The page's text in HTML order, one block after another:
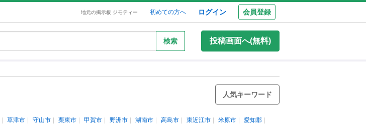
地元の掲示板 ジモティー 初めての方へ ログイン 会員登録
検索 投稿画面へ(無料)
人気キーワード
草津市 守山市 栗東市 甲賀市 野洲市 湖南市 高島市 東近江市 米原市
愛知郡